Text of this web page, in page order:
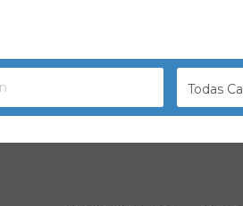
Todas